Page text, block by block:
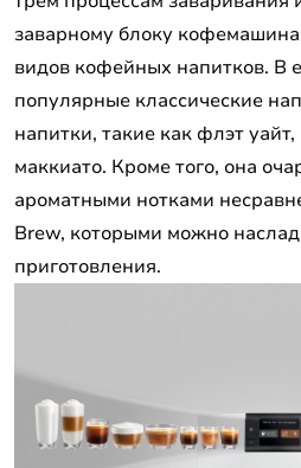
заварному блоку кофемашина
видов кофейных напитков. В
популярные классические
напитки, такие как флэт
маккиато. Кроме того, она
ароматными нотками
Brew, которыми можно
приготовления.